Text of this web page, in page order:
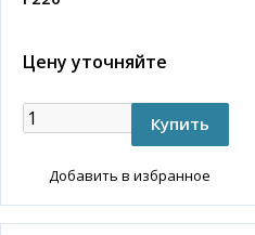
Цену уточняйте
Добавить в избранное